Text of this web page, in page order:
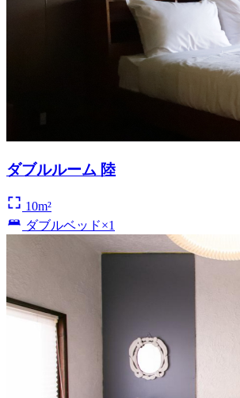
ダブルルーム 陸
10m²
ダブルベッド×1